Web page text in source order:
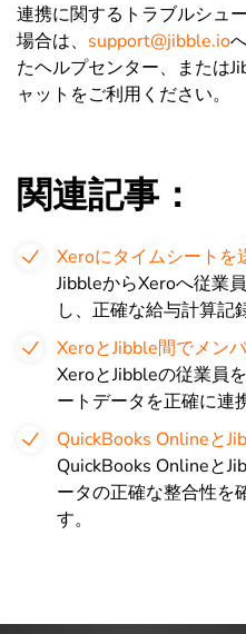
連携に関するトラブルシュ
場合は、 support@jibble.io
たヘルプセンター、または
ャットをご利用ください。
関連記事：
Xeroにタイムシートを
JibbleからXeroへ従業
し、正確な給与計算記
XeroとJibble間でメン
XeroとJibbleの従業員
ートデータを正確に連
QuickBooks Onlineと
QuickBooks Onlineと
ータの正確な整合性を
す。